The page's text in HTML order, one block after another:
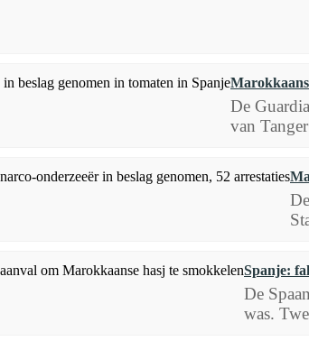
De
van
Spanje:
De
was.